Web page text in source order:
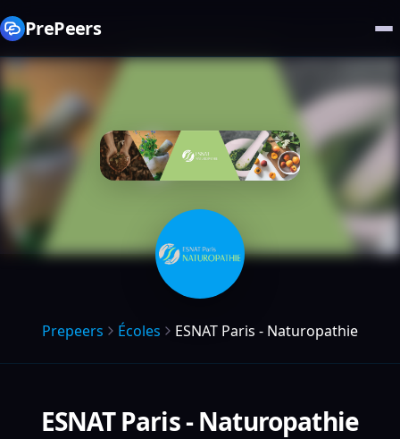
PrePeers
Prepeers Écoles ESNAT Paris - Naturopathie
ESNAT Paris - Naturopathie